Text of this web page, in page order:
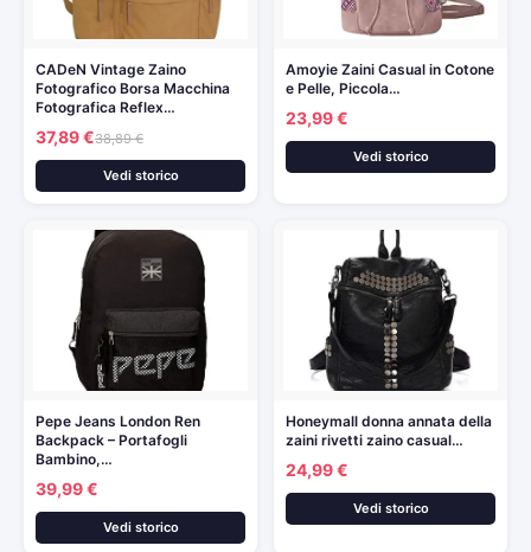
CADeN Vintage Zaino
Fotografico Borsa Macchina
Fotografica Reflex…
37,89 €38,89 €
Vedi storico
Amoyie Zaini Casual in Cotone
e Pelle, Piccola…
23,99 €
Vedi storico
Pepe Jeans London Ren
Backpack – Portafogli
Bambino,…
39,99 €
Vedi storico
Honeymall donna annata della
zaini rivetti zaino casual…
24,99 €
Vedi storico